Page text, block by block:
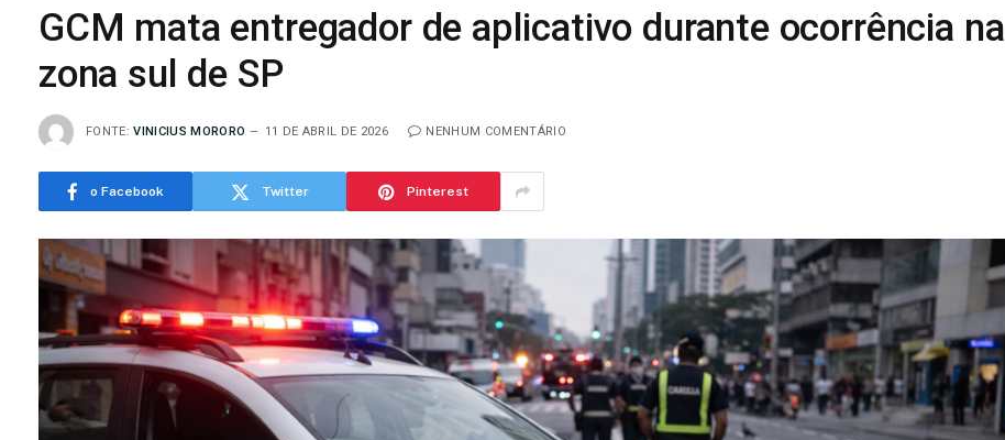
GCM mata entregador de aplicativo durante ocorrência na
zona sul de SP
FONTE: VINICIUS MORORO 11 DE ABRIL DE 2026 NENHUM COMENTÁRIO
o Facebook Twitter Pinterest